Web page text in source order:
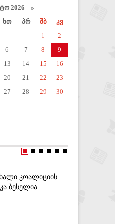
2026 »
ხთ პრ შბ
კვ
1
2
6 7 8
9
13 14 15
16
20 21 22
23
27 28 29
30
ᲙᲝᲐᲚᲘᲪᲘᲘᲡ
ᲑᲔᲡᲔᲚᲘᲐ